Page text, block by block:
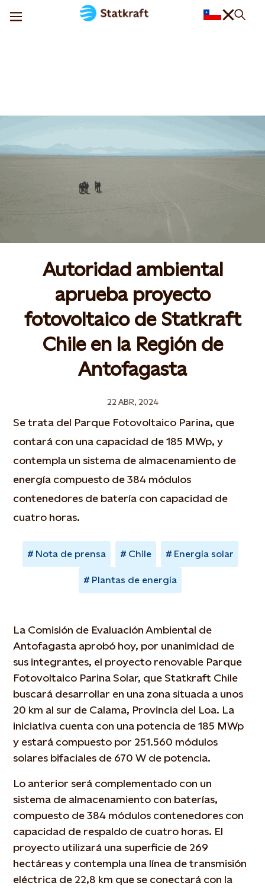
Autoridad ambiental
aprueba proyecto
fotovoltaico de Statkraft
Chile en la Región de
Antofagasta
22 ABR, 2024
Se trata del Parque Fotovoltaico Parina, que
contará con una capacidad de 185 MWp, y
contempla un sistema de almacenamiento de
energía compuesto de 384 módulos
contenedores de batería con capacidad de
cuatro horas.
Nota de prensa Chile Energía solar
Plantas de energía
La Comisión de Evaluación Ambiental de
Antofagasta aprobó hoy, por unanimidad de
sus integrantes, el proyecto renovable Parque
Fotovoltaico Parina Solar, que Statkraft Chile
buscará desarrollar en una zona situada a unos
20 km al sur de Calama, Provincia del Loa. La
iniciativa cuenta con una potencia de 185 MWp
y estará compuesto por 251.560 módulos
solares bifaciales de 670 W de potencia.
Lo anterior será complementado con un
sistema de almacenamiento con baterías,
compuesto de 384 módulos contenedores con
capacidad de respaldo de cuatro horas. El
proyecto utilizará una superficie de 269
hectáreas y contempla una línea de transmisión
eléctrica de 22,8 km que se conectará con la